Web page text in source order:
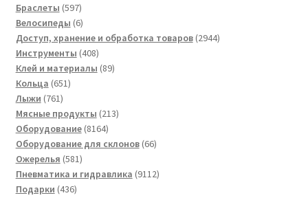
Браслеты 597597
товаров
Велосипеды 66
товаров
Доступ, хранение и обработка товаров 29442944
Инструменты 408408
товаров
Клей и материалы 8989
Кольца 651651
Лыжи 761761
товар
Мясные продукты 213213
Оборудование 81648164
товара
Оборудование для склонов 6666
Ожерелья 581581
товар
Пневматика и гидравлика 91129112
Подарки 436436